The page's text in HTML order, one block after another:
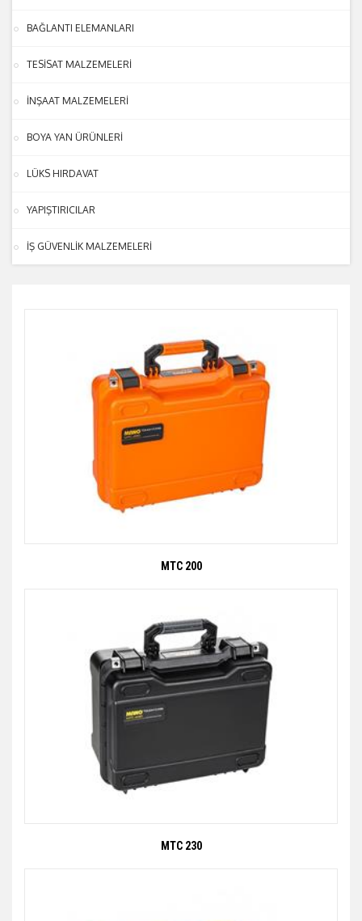
BAĞLANTI ELEMANLARI
TESİSAT MALZEMELERİ
İNŞAAT MALZEMELERİ
BOYA YAN ÜRÜNLERİ
LÜKS HIRDAVAT
YAPIŞTIRICILAR
İŞ GÜVENLİK MALZEMELERİ
MTC 200
MTC 230